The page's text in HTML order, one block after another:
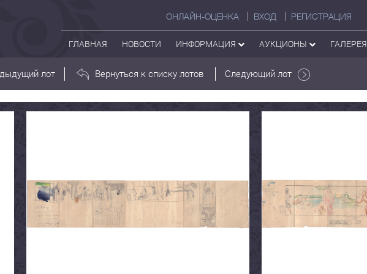
ОНЛАЙН-ОЦЕНКА ВХОД РЕГИСТРАЦИЯ
ГЛАВНАЯ НОВОСТИ ИНФОРМАЦИЯ АУКЦИОНЫ ГАЛЕРЕЯ
лот Вернуться к списку лотов Следующий лот